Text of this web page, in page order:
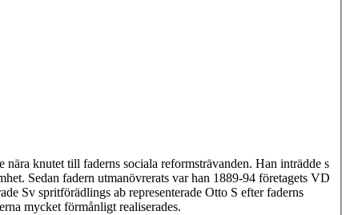
knutet till faderns sociala reformsträvanden. Han inträdde s
Sedan fadern utmanövrerats var han 1889-94 företagets VD
Sv spritförädlings ab representerade Otto S efter faderns
mycket förmånligt realiserades.